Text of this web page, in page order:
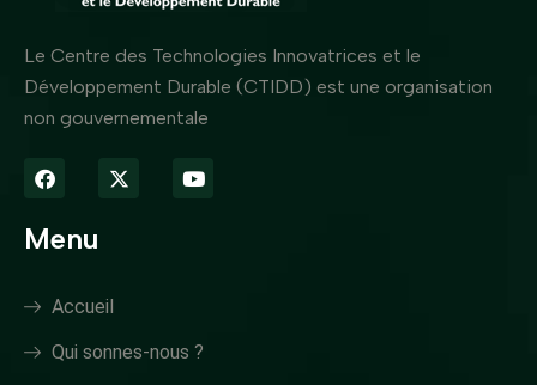
Le Centre des Technologies Innovatrices et le
Développement Durable (CTIDD) est une organisation
non gouvernementale
Menu
Accueil
Qui sonnes-nous ?